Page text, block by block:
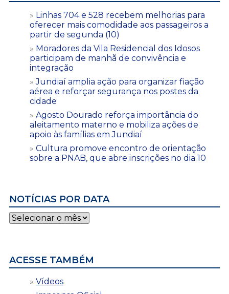
Linhas 704 e 528 recebem melhorias para
oferecer mais comodidade aos passageiros a
partir de segunda (10)
Moradores da Vila Residencial dos Idosos
participam de manhã de convivência e
integração
Jundiaí amplia ação para organizar fiação
aérea e reforçar segurança nos postes da
cidade
Agosto Dourado reforça importância do
aleitamento materno e mobiliza ações de
apoio às famílias em Jundiaí
Cultura promove encontro de orientação
sobre a PNAB, que abre inscrições no dia 10
NOTÍCIAS POR DATA
Notícias
por
ACESSE TAMBÉM
Vídeos